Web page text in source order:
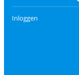
Inloggen